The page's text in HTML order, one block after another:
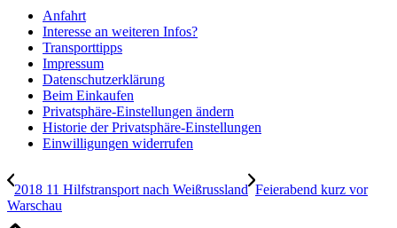
Anfahrt
Interesse an weiteren Infos?
Transporttipps
Impressum
Datenschutzerklärung
Beim Einkaufen
Privatsphäre-Einstellungen ändern
Historie der Privatsphäre-Einstellungen
Einwilligungen widerrufen
2018 11 Hilfstransport nach Weißrussland Feierabend kurz vor
Warschau